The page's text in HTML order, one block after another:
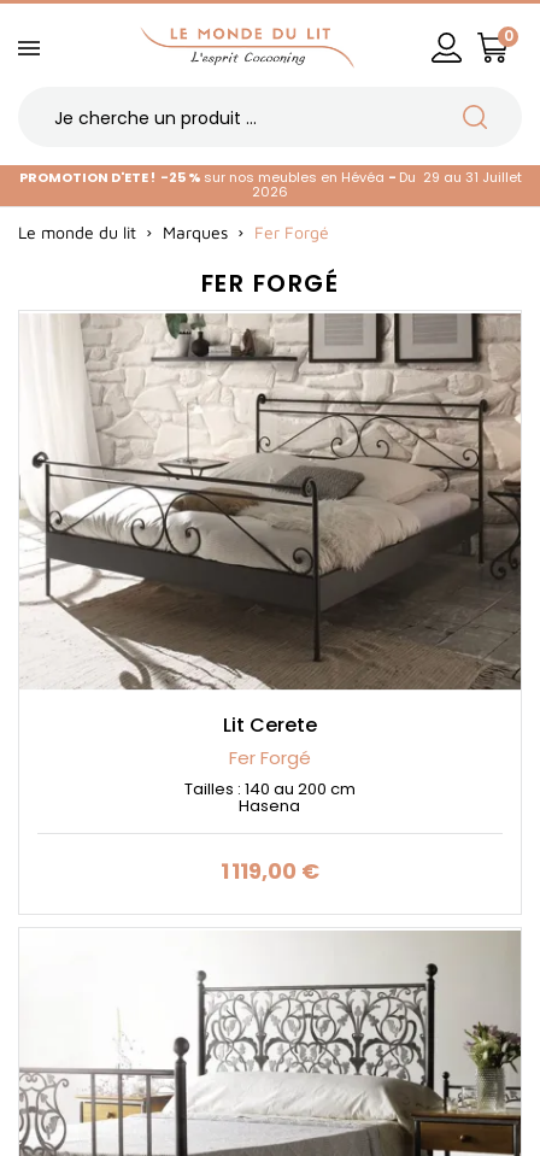
0
PROMOTION D'ETE ! -25 % sur nos meubles en Hévéa - Du 29 au 31 Juillet
2026
Le monde du lit Marques Fer Forgé
FER FORGÉ
Lit Cerete
Fer Forgé
Tailles : 140 au 200 cm
Hasena
Prix
1 119,00 €